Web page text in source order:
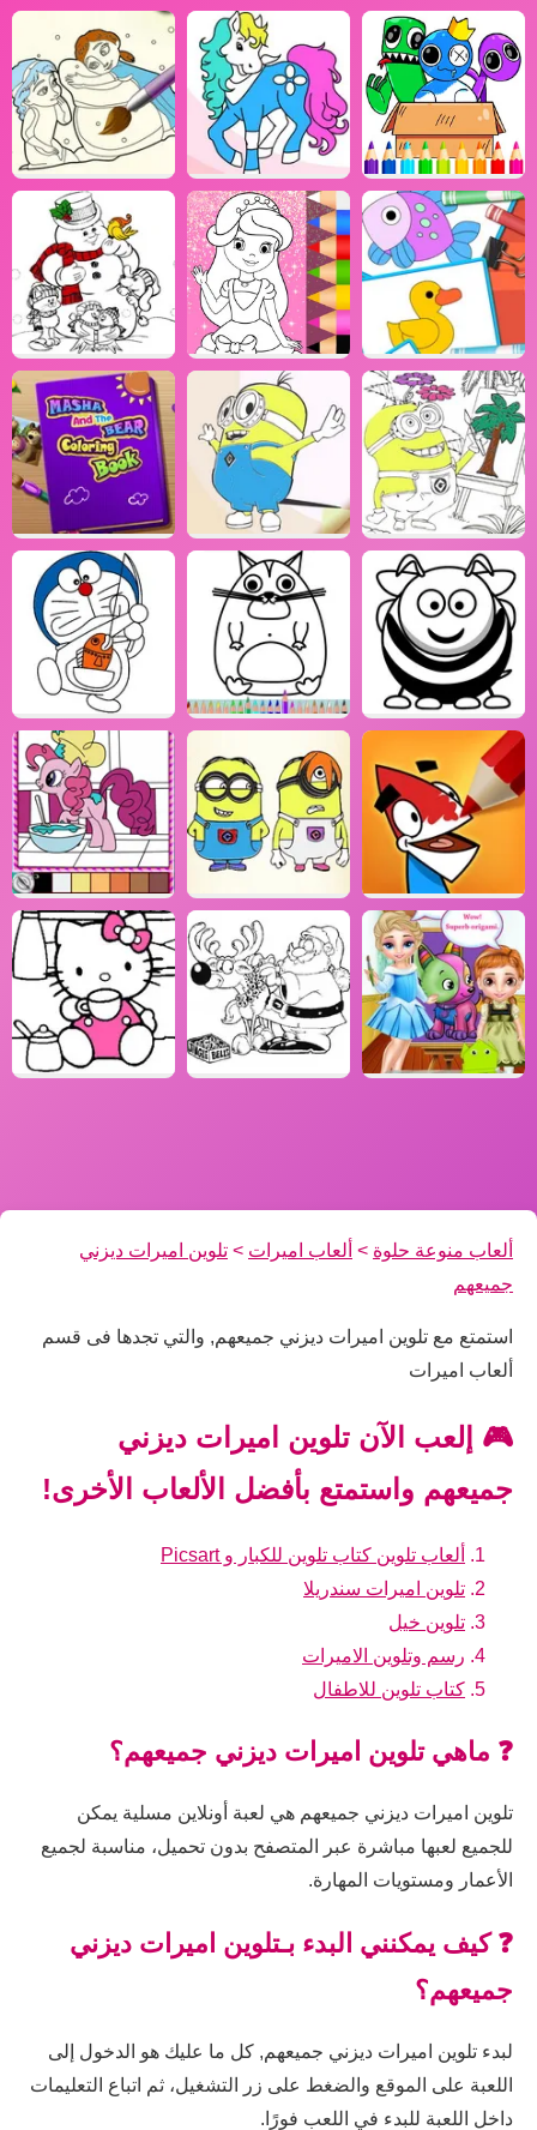
ألعاب منوعة حلوة > ألعاب اميرات > تلوين اميرات ديزني
جميعهم
استمتع مع تلوين اميرات ديزني جميعهم, والتي تجدها فى قسم
ألعاب اميرات
🎮 إلعب الآن تلوين اميرات ديزني
جميعهم واستمتع بأفضل الألعاب الأخرى!
ألعاب تلوين كتاب تلوين للكبار و Picsart
تلوين اميرات سندريلا
تلوين خيل
رسم وتلوين الاميرات
كتاب تلوين للاطفال
❓ ماهي تلوين اميرات ديزني جميعهم؟
تلوين اميرات ديزني جميعهم هي لعبة أونلاين مسلية يمكن
للجميع لعبها مباشرة عبر المتصفح بدون تحميل، مناسبة لجميع
الأعمار ومستويات المهارة.
❓ كيف يمكنني البدء بـتلوين اميرات ديزني
جميعهم؟
لبدء تلوين اميرات ديزني جميعهم, كل ما عليك هو الدخول إلى
اللعبة على الموقع والضغط على زر التشغيل، ثم اتباع التعليمات
داخل اللعبة للبدء في اللعب فورًا.